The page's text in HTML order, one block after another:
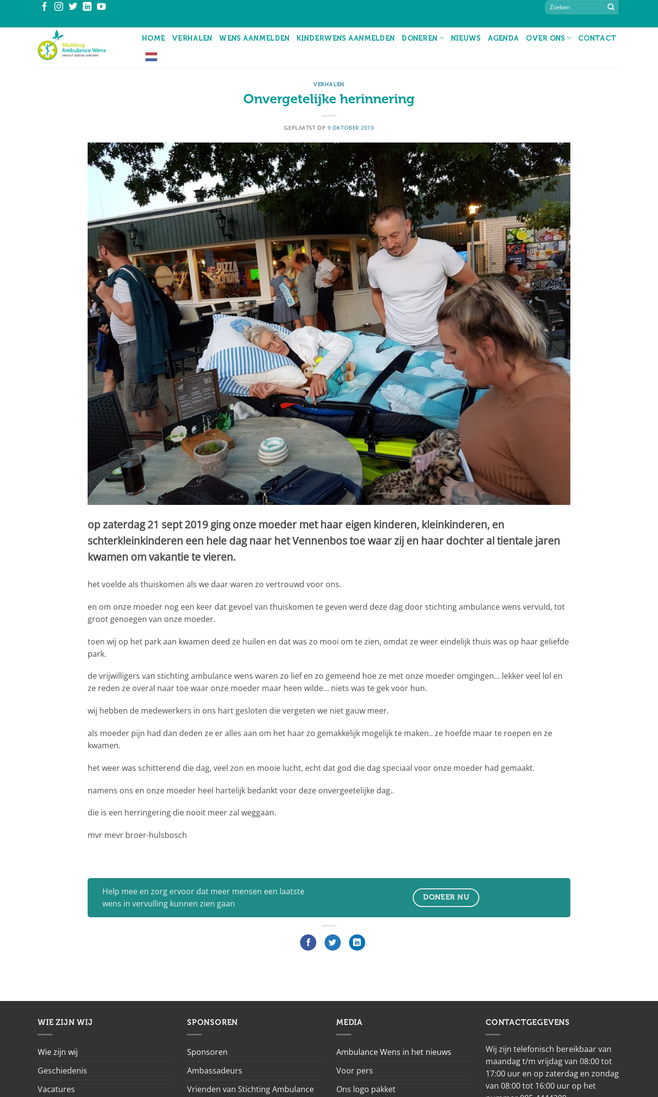
inhoud
HOME VERHALEN WENS AANMELDEN KINDERWENS AANMELDEN DONEREN NIEUWS AGENDA OVER ONS CONTACT
VERHALEN
Onvergetelijke herinnering
GEPLAATST OP 9 OKTOBER 2019
op zaterdag 21 sept 2019 ging onze moeder met haar eigen kinderen, kleinkinderen, en
schterkleinkinderen een hele dag naar het Vennenbos toe waar zij en haar dochter al tientale jaren
kwamen om vakantie te vieren.
het voelde als thuiskomen als we daar waren zo vertrouwd voor ons.
en om onze moeder nog een keer dat gevoel van thuiskomen te geven werd deze dag door stichting ambulance wens vervuld, tot
groot genoegen van onze moeder.
toen wij op het park aan kwamen deed ze huilen en dat was zo mooi om te zien, omdat ze weer eindelijk thuis was op haar geliefde
park.
de vrijwilligers van stichting ambulance wens waren zo lief en zo gemeend hoe ze met onze moeder omgingen… lekker veel lol en
ze reden ze overal naar toe waar onze moeder maar heen wilde… niets was te gek voor hun.
wij hebben de medewerkers in ons hart gesloten die vergeten we niet gauw meer.
als moeder pijn had dan deden ze er alles aan om het haar zo gemakkelijk mogelijk te maken.. ze hoefde maar te roepen en ze
kwamen.
het weer was schitterend die dag, veel zon en mooie lucht, echt dat god die dag speciaal voor onze moeder had gemaakt.
namens ons en onze moeder heel hartelijk bedankt voor deze onvergeetelijke dag..
die is een herringering die nooit meer zal weggaan.
mvr mevr broer-hulsbosch
Help mee en zorg ervoor dat meer mensen een laatste
wens in vervulling kunnen zien gaan
DONEER NU
WIE ZIJN WIJ
Wie zijn wij
Geschiedenis
Vacatures
SPONSOREN
Sponsoren
Ambassadeurs
Vrienden van Stichting Ambulance
MEDIA
Ambulance Wens in het nieuws
Voor pers
Ons logo pakket
CONTACTGEGEVENS
Wij zijn telefonisch bereikbaar van
maandag t/m vrijdag van 08:00 tot
17:00 uur en op zaterdag en zondag
van 08:00 tot 16:00 uur op het